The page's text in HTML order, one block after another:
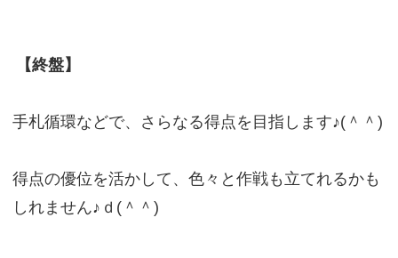
【終盤】
手札循環などで、さらなる得点を目指します♪(＾＾)
得点の優位を活かして、色々と作戦も立てれるかも
しれません♪ｄ(＾＾)